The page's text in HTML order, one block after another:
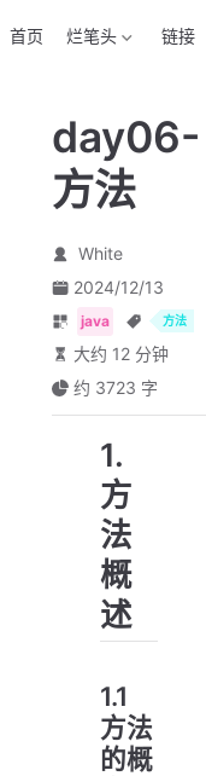
首页 烂笔头 链接
day06-
方法
White
2024/12/13
java 方法
大约 12 分钟
约 3723 字
1.
方
法
概
述
1.1
方法
的概